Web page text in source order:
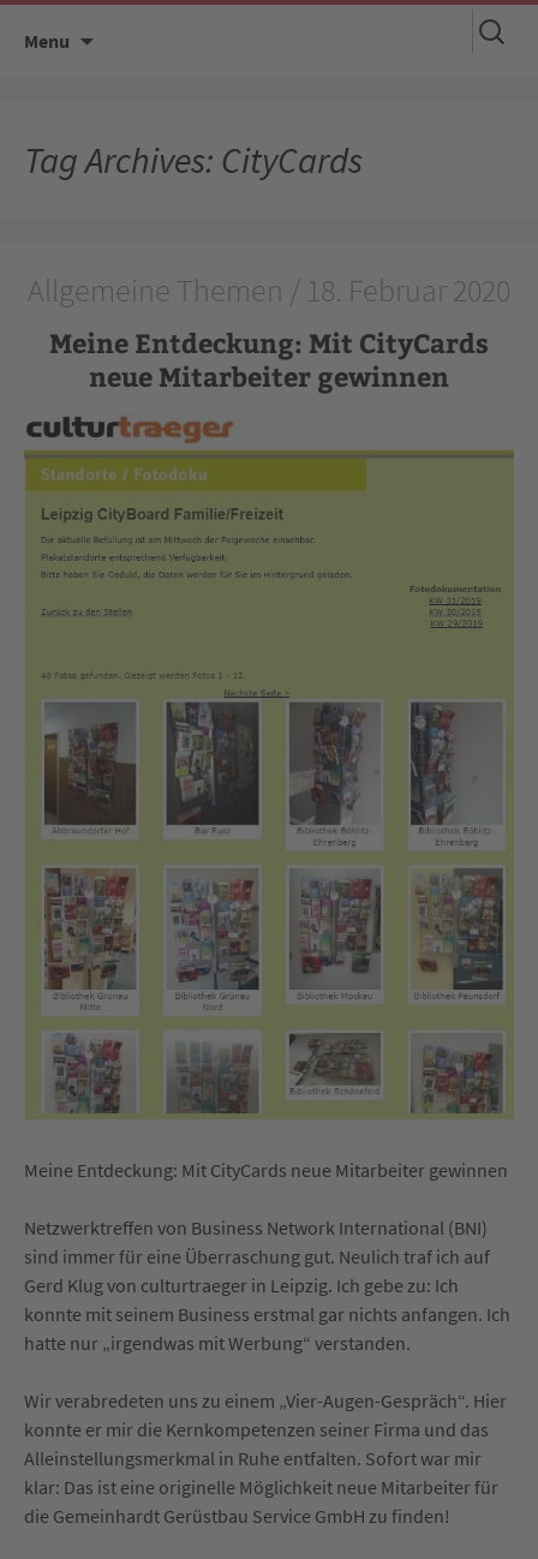
Menu
Suchen
nach:
Tag Archives: CityCards
Allgemeine Themen / 18. Februar 2020
Meine Entdeckung: Mit CityCards
neue Mitarbeiter gewinnen
Meine Entdeckung: Mit CityCards neue Mitarbeiter gewinnen
Netzwerktreffen von Business Network International (BNI)
sind immer für eine Überraschung gut. Neulich traf ich auf
Gerd Klug von culturtraeger in Leipzig. Ich gebe zu: Ich
konnte mit seinem Business erstmal gar nichts anfangen. Ich
hatte nur „irgendwas mit Werbung“ verstanden.
Wir verabredeten uns zu einem „Vier-Augen-Gespräch“. Hier
konnte er mir die Kernkompetenzen seiner Firma und das
Alleinstellungsmerkmal in Ruhe entfalten. Sofort war mir
klar: Das ist eine originelle Möglichkeit neue Mitarbeiter für
die Gemeinhardt Gerüstbau Service GmbH zu finden!